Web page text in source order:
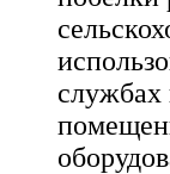
службах